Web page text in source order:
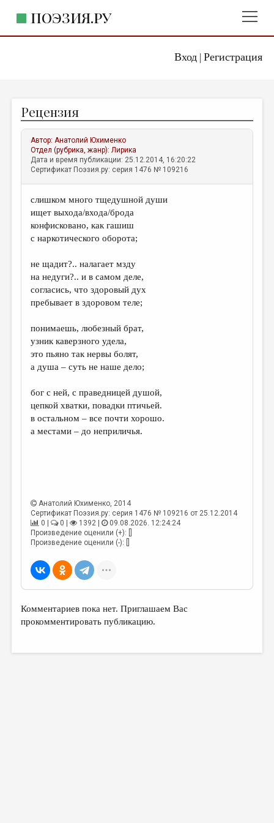
Вход| Регистрация
ПОЭЗИЯ.РУ
ЖАНРЫ
АВТОРЫ
КОММЕНТАРИИ
ЛИТСАЛОН
НОВОСТИ
ПРАВИЛА САЙТА
ИЗБРАННОЕ
ДАЙДЖЕСТ
ПЕРЕВОДЫ
КОНКУРСЫ
КНИЖНАЯ ПОЛКА
ОБЗОР ЛИТЕРАТУРЫ
РЕДКОЛЛЕГИЯ
ОТ РЕДАКЦИИ
ЭССЕИСТИКА
КУЛЬТУРОВЕДЕНИЕ
Рецензия
Автор:Анатолий Юхименко
Отдел (рубрика, жанр):Лирика
Дата и время публикации: 25.12.2014, 16:20:22
Сертификат Поэзия.ру: серия 1476 № 109216
слишком много тщедушной души
ищет выхода/входа/брода
конфисковано, как гашиш
с наркотического оборота;
не щадит?.. налагает мзду
на недуги?.. и в самом деле,
согласись, что здоровый дух
пребывает в здоровом теле;
понимаешь, любезный брат,
узник каверзного удела,
это пьяно так нервы болят,
а душа – суть не наше дело;
бог с ней, с праведницей душой,
цепкой хватки, повадки птичьей.
в остальном – все почти хорошо.
а местами – до неприличья.
Анатолий Юхименко, 2014
Сертификат Поэзия.ру: серия 1476 № 109216 от 25.12.2014
0 |
0 | 1392 |
09.08.2026. 12:24:24
Произведение оценили (+): []
Произведение оценили (-): []
Комментариев пока нет. Приглашаем Вас
прокомментировать публикацию.